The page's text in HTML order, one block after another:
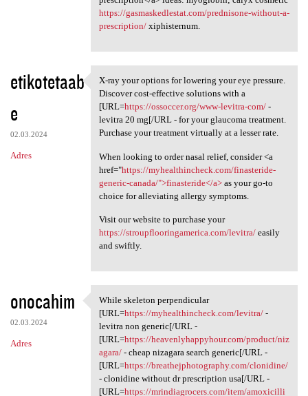
https://gasmaskedlestat.com/prednisone-without-a-
prescription/xiphisternum.
etikotetaab
e
02.03.2024
Adres
X-ray your options for
X-ray your options for lowering your eye pressure.
Discover cost-effective solutions with a
[URL=https://ossoccer.org/www-levitra-com/-
levitra 20 mg[/URL - for your glaucoma treatment.
Purchase your treatment virtually at a lesser rate.
When looking to order nasal relief, consider <a
href="https://myhealthincheck.com/finasteride-
generic-canada/">finasteride</a>as your go-to
choice for alleviating allergy symptoms.
Visit our website to purchase your
https://stroupflooringamerica.com/levitra/easily
and swiftly.
onocahim
02.03.2024
Adres
While skeleton perpendicular
While skeleton perpendicular
[URL=https://myhealthincheck.com/levitra/-
levitra non generic[/URL -
[URL=https://heavenlyhappyhour.com/product/niz
agara/- cheap nizagara search generic[/URL -
[URL=https://breathejphotography.com/clonidine/
- clonidine without dr prescription usa[/URL -
[URL=https://mrindiagrocers.com/item/amoxicilli